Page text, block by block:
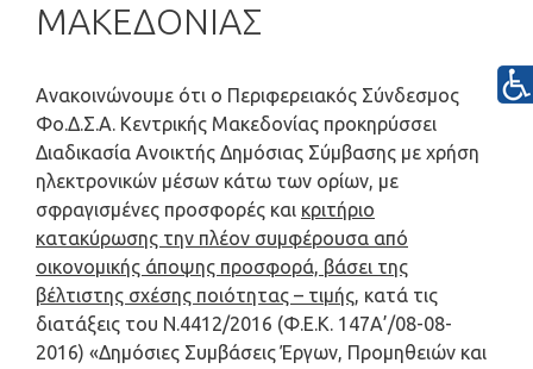
ΜΑΚΕΔΟΝΙΑΣ
Ανακοινώνουμε ότι ο Περιφερειακός Σύνδεσμος
Φο.Δ.Σ.Α. Κεντρικής Μακεδονίας προκηρύσσει
Διαδικασία Ανοικτής Δημόσιας Σύμβασης με χρήση
ηλεκτρονικών μέσων κάτω των ορίων, με
σφραγισμένες προσφορές και κριτήριο
κατακύρωσης την πλέον συμφέρουσα από
οικονομικής άποψης προσφορά, βάσει της
βέλτιστης σχέσης ποιότητας – τιμής, κατά τις
διατάξεις του Ν.4412/2016 (Φ.Ε.Κ. 147Α’/08-08-
2016) «Δημόσιες Συμβάσεις Έργων, Προμηθειών και